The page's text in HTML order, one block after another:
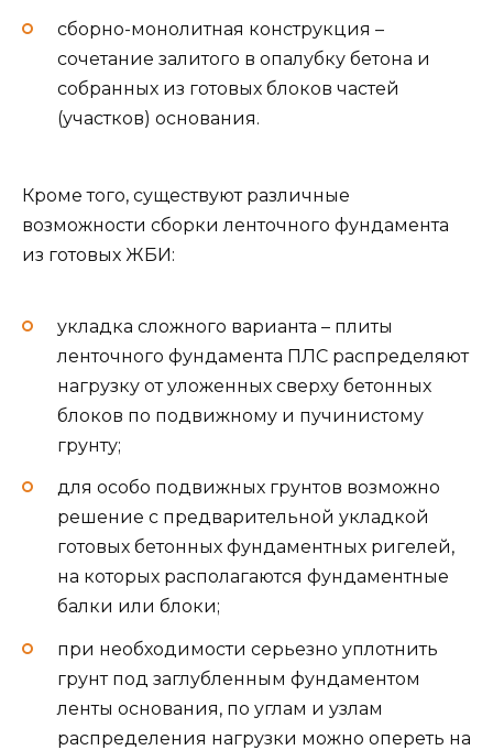
сборно-монолитная конструкция –
сочетание залитого в опалубку бетона и
собранных из готовых блоков частей
(участков) основания.
Кроме того, существуют различные
возможности сборки ленточного фундамента
из готовых ЖБИ:
укладка сложного варианта – плиты
ленточного фундамента ПЛС распределяют
нагрузку от уложенных сверху бетонных
блоков по подвижному и пучинистому
грунту;
для особо подвижных грунтов возможно
решение с предварительной укладкой
готовых бетонных фундаментных ригелей,
на которых располагаются фундаментные
балки или блоки;
при необходимости серьезно уплотнить
грунт под заглубленным фундаментом
ленты основания, по углам и узлам
распределения нагрузки можно опереть на